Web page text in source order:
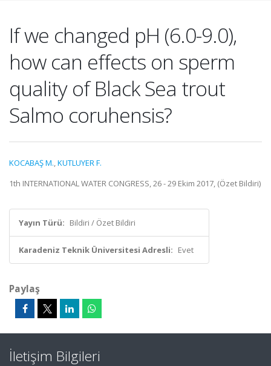
If we changed pH (6.0-9.0),
how can effects on sperm
quality of Black Sea trout
Salmo coruhensis?
KOCABAŞ M.,KUTLUYER F.
1th INTERNATIONAL WATER CONGRESS, 26 - 29 Ekim 2017, (Özet Bildiri)
Yayın Türü: Bildiri / Özet Bildiri
Karadeniz Teknik Üniversitesi Adresli: Evet
Paylaş
İletişim Bilgileri